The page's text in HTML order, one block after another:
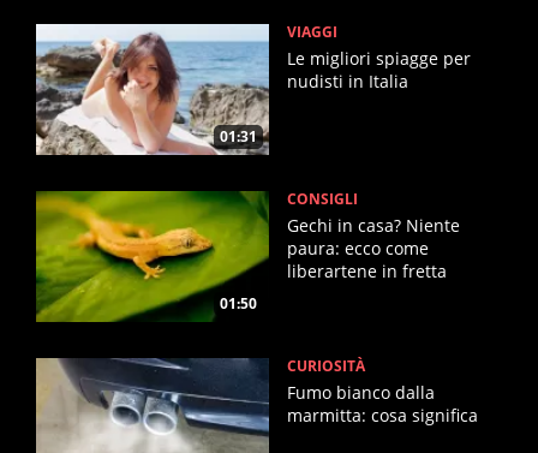
01:31
VIAGGI
Le migliori spiagge per
nudisti in Italia
01:50
CONSIGLI
Gechi in casa? Niente
paura: ecco come
liberartene in fretta
CURIOSITÀ
Fumo bianco dalla
marmitta: cosa significa